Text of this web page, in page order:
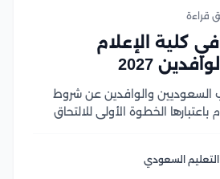
كلية الإعلام
2027
السعوديين والوافدين عن شروط
باعتبارها الخطوة الأولى للالتحاق
العملي، والشهادات المعترف بها، مع...
السعودي